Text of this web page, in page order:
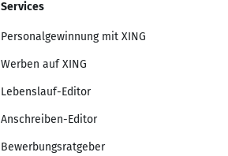
Services
Personalgewinnung mit XING
Werben auf XING
Lebenslauf-Editor
Anschreiben-Editor
Bewerbungsratgeber